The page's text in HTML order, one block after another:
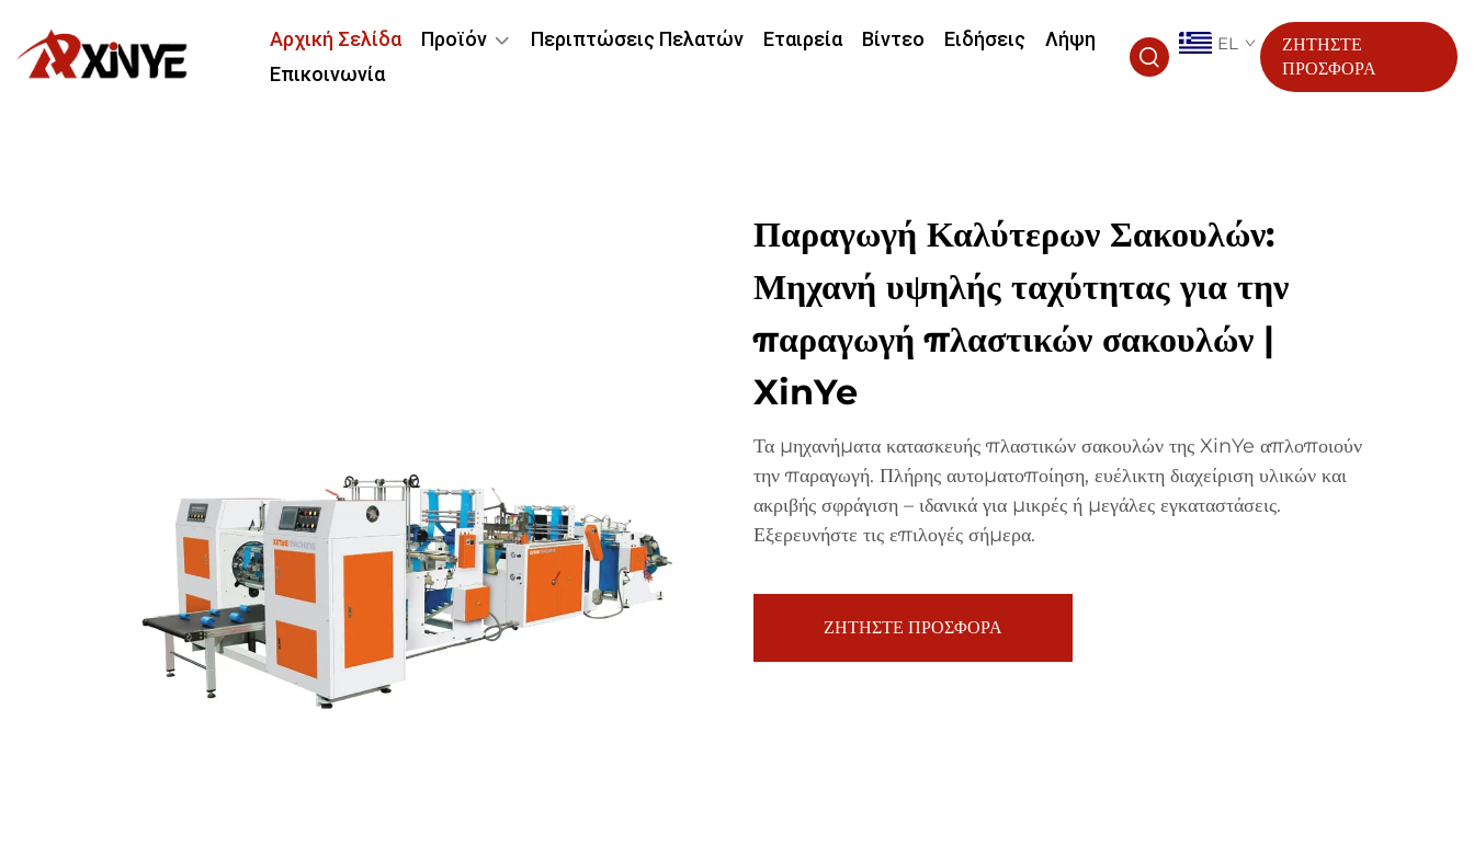
Αρχική Σελίδα Προϊόν Περιπτώσεις Πελατών Εταιρεία Βίντεο Ειδήσεις
Λήψη
Επικοινωνία
EL
ΖΗΤΗΣΤΕ
ΠΡΟΣΦΟΡΑ
Παραγωγή Καλύτερων Σακουλών:
Μηχανή υψηλής ταχύτητας για την
παραγωγή πλαστικών σακουλών |
XinYe
Τα μηχανήματα κατασκευής πλαστικών σακουλών της XinYe απλοποιούν
την παραγωγή. Πλήρης αυτοματοποίηση, ευέλικτη διαχείριση υλικών και
ακριβής σφράγιση – ιδανικά για μικρές ή μεγάλες εγκαταστάσεις.
Εξερευνήστε τις επιλογές σήμερα.
ΖΗΤΗΣΤΕ ΠΡΟΣΦΟΡΑ